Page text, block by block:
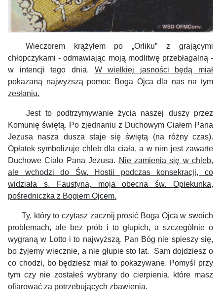
Wieczorem krążyłem po „Orliku” z grającymi
chłopczykami - odmawiając moją modlitwę przebłagalną -
w intencji tego dnia. W wielkiej jasności będą miał
pokazaną najwyższą pomoc Boga Ojca dla nas na tym
zesłaniu.
Jest to podtrzymywanie życia naszej duszy przez
Komunię świętą. Po zjednaniu z Duchowym Ciałem Pana
Jezusa nasza dusza staje się świętą (na różny czas).
Opłatek symbolizuje chleb dla ciała, a w nim jest zawarte
Duchowe Ciało Pana Jezusa. Nie zamienia się w chleb,
ale wchodzi do Św. Hostii podczas konsekracji, co
widziała s. Faustyna, moja obecna św. Opiekunka,
pośredniczka z Bogiem Ojcem.
Ty, który to czytasz zacznij prosić Boga Ojca w swoich
problemach, ale bez prób i to głupich, a szczególnie o
wygraną w Lotto i to najwyższą. Pan Bóg nie spieszy się,
bo żyjemy wiecznie, a nie głupie sto lat. Sam dojdziesz o
co chodzi, bo będziesz miał to pokazywane. Pomyśl przy
tym czy nie zostałeś wybrany do cierpienia, które masz
ofiarować za potrzebujących zbawienia.